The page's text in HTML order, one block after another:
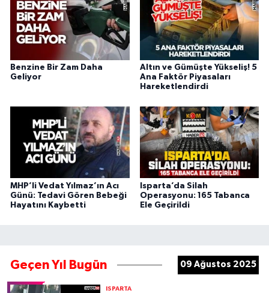
Benzine Bir Zam Daha
Geliyor
Altın ve Gümüşte Yükseliş! 5
Ana Faktör Piyasaları
Hareketlendirdi
MHP’li Vedat Yılmaz’ın Acı
Günü: Tedavi Gören Bebeği
Hayatını Kaybetti
Isparta’da Silah
Operasyonu: 165 Tabanca
Ele Geçirildi
Geçen Yıl Bugün 09 Ağustos 2025
ISPARTA